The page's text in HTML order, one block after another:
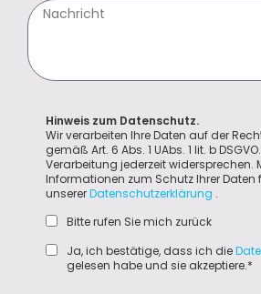
Hinweis zum Datenschutz.
Wir verarbeiten Ihre Daten auf der
gemäß Art. 6 Abs. 1 UAbs. 1 lit. b
Verarbeitung jederzeit widersprechen.
Informationen zum Schutz Ihrer Daten
unsererDatenschutzerklärung .
Bitte rufen Sie mich zurück
Ja, ich bestätige, dass ich die
gelesen habe und sie akzeptiere.*